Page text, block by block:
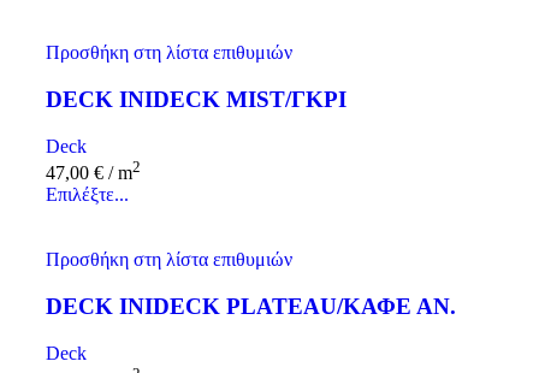
Προσθήκη στη λίστα επιθυμιών
DECK INIDECK MIST/ΓΚΡΙ
Deck
47,00 € / m2
Επιλέξτε...
Προσθήκη στη λίστα επιθυμιών
DECK INIDECK PLATEAU/ΚΑΦΕ ΑΝ.
Deck